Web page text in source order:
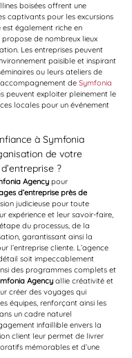
boisées offrent une
captivants pour les excursions
est également riche en
de nombreux lieux
Les entreprises peuvent
paisible et inspirant
ou leurs ateliers de
de Symfonia
peuvent exploiter pleinement le
locales pour un événement
à Symfonia
de votre
?
Agency pour
d’entreprise près de
judicieuse pour toute
expérience et leur savoir-faire,
du processus, de la
garantissant ainsi la
l’entreprise cliente. L’agence
soit impeccablement
des programmes complets et
Agency allie créativité et
créer des voyages qui
équipes, renforçant ainsi les
un cadre naturel
infaillible envers la
client leur permet de livrer
mémorables et d’une